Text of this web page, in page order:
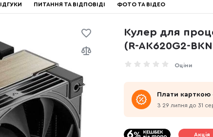
ПИТАННЯ ТА ВІДПОВІДІ ФОТО ТА ВІДЕО
Кулер для
(R-AK620G2-
Оціни
Плати карткою
З 29 липня до 31
Акція